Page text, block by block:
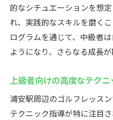
的なシチュエーションを想
れ、実践的なスキルを磨く
ログラムを通じて、中級者
ようになり、さらなる成長が
上級者向けの高度なテク
浦安駅周辺のゴルフレッス
テクニック指導が特に注目